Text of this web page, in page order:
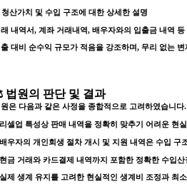
청산가치 및 수입 구조에 대한 상세한 설명
내역서, 계좌 거래내역, 배우자와의 입출금 내역 등
대비 순수익 규모가 적음을 강조하며,무리 없는 변
법원의 판단 및 결과
은 다음과 같은 사정을 종합적으로 고려하였습니다.
셀업 특성상 판매 내역을 정확히 맞추기 어려운 현
우자의 개인회생 절차 개시 및 지원 내역은수입 구
금 거래와 카드결제 내역까지 포함한정확한 수입산
제 생계 유지를 고려한현실적인 생계비 조정과 최